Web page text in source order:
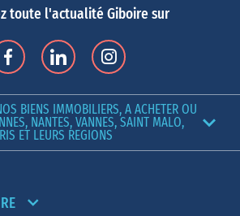
toute l'actualité Giboire sur
BIENS IMMOBILIERS, A ACHETER OU
NANTES, VANNES, SAINT MALO,
ET LEURS REGIONS